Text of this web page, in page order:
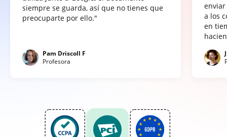
siempre se guarda, así que no tienes que
preocuparte por ello."
Pam Driscoll F
Profesora
a los
en